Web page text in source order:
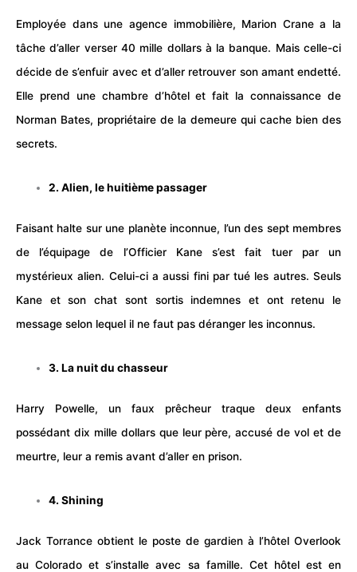
Employée dans une agence immobilière, Marion Crane a la
tâche d’aller verser 40 mille dollars à la banque. Mais celle-ci
décide de s’enfuir avec et d’aller retrouver son amant endetté.
Elle prend une chambre d’hôtelet fait la connaissance de
Norman Bates, propriétaire de la demeure qui cache bien des
secrets.
2. Alien, le huitième passager
Faisant halte sur une planète inconnue, l’un des sept membres
de l’équipage de l’Officier Kane s’est fait tuer par un
mystérieux alien. Celui-ci a aussi fini par tué les autres. Seuls
Kane et son chat sont sortis indemnes et ont retenu le
message selon lequel il ne faut pas déranger les inconnus.
3. La nuit du chasseur
Harry Powelle, un faux prêcheur traque deux enfants
possédant dix mille dollars que leur père, accusé de vol et de
meurtre, leur a remis avant d’aller en prison.
4. Shining
Jack Torrance obtient le poste de gardien à l’hôtel Overlook
au Colorado et s’installe avec sa famille. Cet hôtel est en